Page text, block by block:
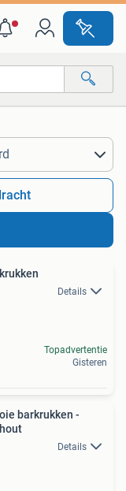
Details
Topadvertentie
Gisteren
barkrukken -
Details